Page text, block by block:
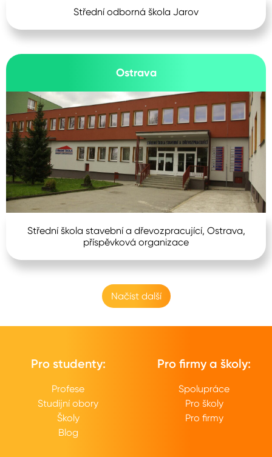
Střední odborná škola Jarov
Ostrava
Střední škola stavební a dřevozpracující, Ostrava,
příspěvková organizace
Načíst další
Pro studenty:
Profese
Studijní obory
Školy
Blog
Pro firmy a školy:
Spolupráce
Pro školy
Pro firmy